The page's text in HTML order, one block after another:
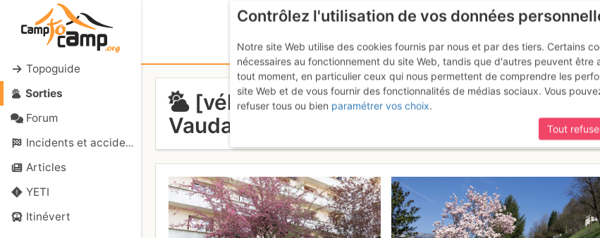
Topoguide
Sorties
Forum
Incidents et accidents
Articles
YETI
Itinévert
[véloski] - Grande Lauzière : Boucle
Vaudaine et retour par le Grand Colon
27 - 28
Contrôlez l'utilisation de vos données
Notre site Web utilise des cookies fournis par nous et par des tiers. Certains
nécessaires au fonctionnement du site Web, tandis que d'autres peuvent être
tout moment, en particulier ceux qui nous permettent de comprendre les
site Web et de vous fournir des fonctionnalités de médias sociaux. Vous
refuser tous ou bien paramétrer vos choix.
Tout